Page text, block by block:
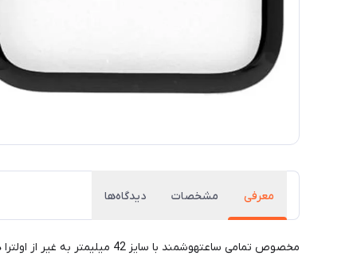
معرفی مشخصات دیدگاه‌ها
مخصوص تمامی ساعتهوشمند با سایز 42 میلیمتر به غیر از اولترا ها